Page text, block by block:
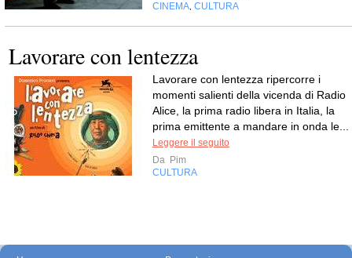
CINEMA CULTURA
Lavorare con lentezza
Lavorare con lentezza ripercorre i
momenti salienti della vicenda di Radio
Alice, la prima radio libera in Italia, la
prima emittente a mandare in onda le...
Leggere il seguito
Da Pim
CULTURA